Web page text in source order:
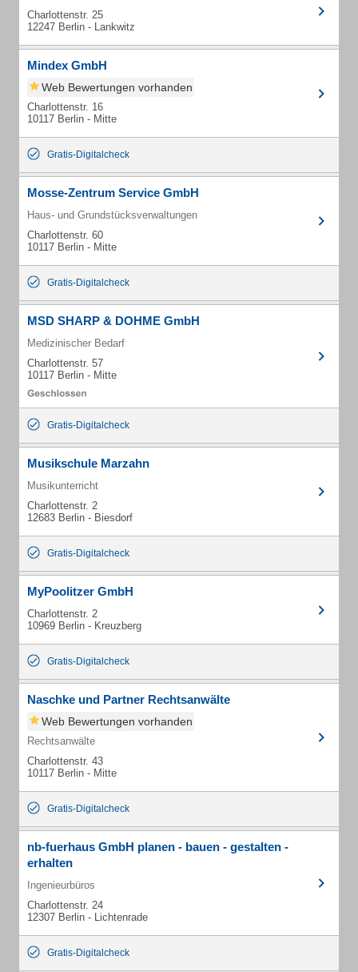
Charlottenstr. 25
12247 Berlin - Lankwitz
Mindex GmbH
Web Bewertungen vorhanden
Charlottenstr. 16
10117 Berlin - Mitte
Gratis-Digitalcheck
Mosse-Zentrum Service GmbH
Haus- und Grundstücksverwaltungen
Charlottenstr. 60
10117 Berlin - Mitte
Gratis-Digitalcheck
MSD SHARP & DOHME GmbH
Medizinischer Bedarf
Charlottenstr. 57
10117 Berlin - Mitte
Gratis-Digitalcheck
Musikschule Marzahn
Musikunterricht
Charlottenstr. 2
12683 Berlin - Biesdorf
Gratis-Digitalcheck
MyPoolitzer GmbH
Charlottenstr. 2
10969 Berlin - Kreuzberg
Gratis-Digitalcheck
Naschke und Partner Rechtsanwälte
Web Bewertungen vorhanden
Rechtsanwälte
Charlottenstr. 43
10117 Berlin - Mitte
Gratis-Digitalcheck
nb-fuerhaus GmbH planen - bauen - gestalten -
erhalten
Ingenieurbüros
Charlottenstr. 24
12307 Berlin - Lichtenrade
Gratis-Digitalcheck